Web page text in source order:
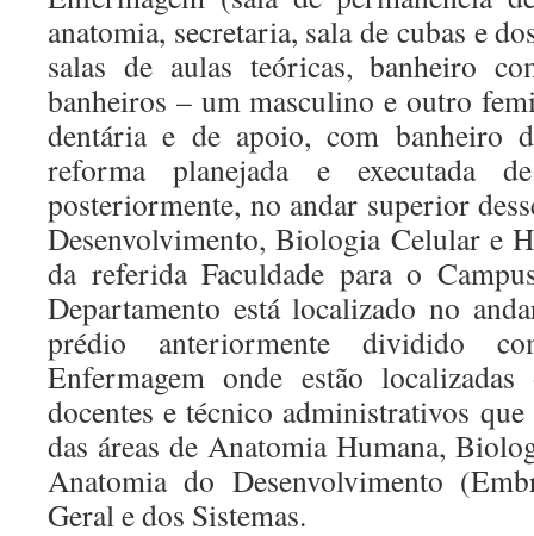
anatomia, secretaria, sala de cubas e
salas de aulas teóricas, banheiro
banheiros – um masculino e outro
dentária e de apoio, com banheiro
reforma planejada e executada
posteriormente, no andar superior
Desenvolvimento, Biologia Celular e
da referida Faculdade para o
Departamento está localizado no
prédio anteriormente dividido
Enfermagem onde estão
docentes e técnico administrativos
das áreas de Anatomia Humana,
Anatomia do Desenvolvimento
Geral e dos Sistemas.